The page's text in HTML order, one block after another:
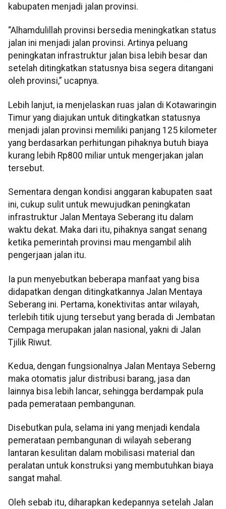
kabupaten menjadi jalan provinsi.
“Alhamdulillah provinsi bersedia meningkatkan status
jalan ini menjadi jalan provinsi. Artinya peluang
peningkatan infrastruktur jalan bisa lebih besar dan
setelah ditingkatkan statusnya bisa segera ditangani
oleh provinsi,” ucapnya.
Lebih lanjut, ia menjelaskan ruas jalan di Kotawaringin
Timur yang diajukan untuk ditingkatkan statusnya
menjadi jalan provinsi memiliki panjang 125 kilometer
yang berdasarkan perhitungan pihaknya butuh biaya
kurang lebih Rp800 miliar untuk mengerjakan jalan
tersebut.
Sementara dengan kondisi anggaran kabupaten saat
ini, cukup sulit untuk mewujudkan peningkatan
infrastruktur Jalan Mentaya Seberang itu dalam
waktu dekat. Maka dari itu, pihaknya sangat senang
ketika pemerintah provinsi mau mengambil alih
pengerjaan jalan itu.
Ia pun menyebutkan beberapa manfaat yang bisa
didapatkan dengan ditingkatkannya Jalan Mentaya
Seberang ini. Pertama, konektivitas antar wilayah,
terlebih titik ujung tersebut yang berada di Jembatan
Cempaga merupakan jalan nasional, yakni di Jalan
Tjilik Riwut.
Kedua, dengan fungsionalnya Jalan Mentaya Seberng
maka otomatis jalur distribusi barang, jasa dan
lainnya bisa lebih lancar, sehingga berdampak pula
pada pemerataan pembangunan.
Disebutkan pula, selama ini yang menjadi kendala
pemerataan pembangunan di wilayah seberang
lantaran kesulitan dalam mobilisasi material dan
peralatan untuk konstruksi yang membutuhkan biaya
sangat mahal.
Oleh sebab itu, diharapkan kedepannya setelah Jalan